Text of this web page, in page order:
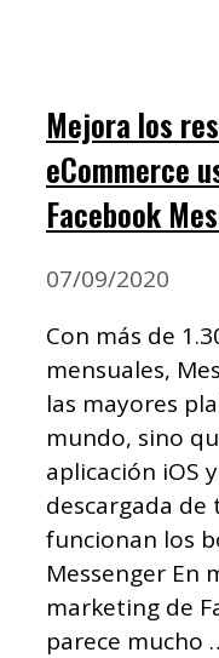
Mejora los
eCommerce
Facebook
07/09/2020
Con más de
mensuales,
las mayores
mundo, sino
aplicación iOS
descargada de
funcionan los
Messenger En
marketing de
parece mucho